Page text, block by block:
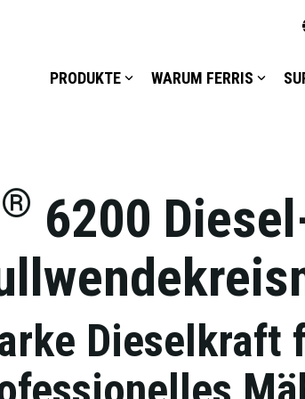
PRODUKTE WARUM FERRIS
® 6200
Dieselkraft